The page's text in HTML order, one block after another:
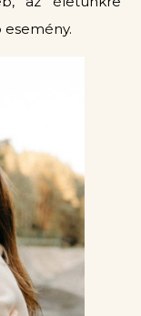
esemény.